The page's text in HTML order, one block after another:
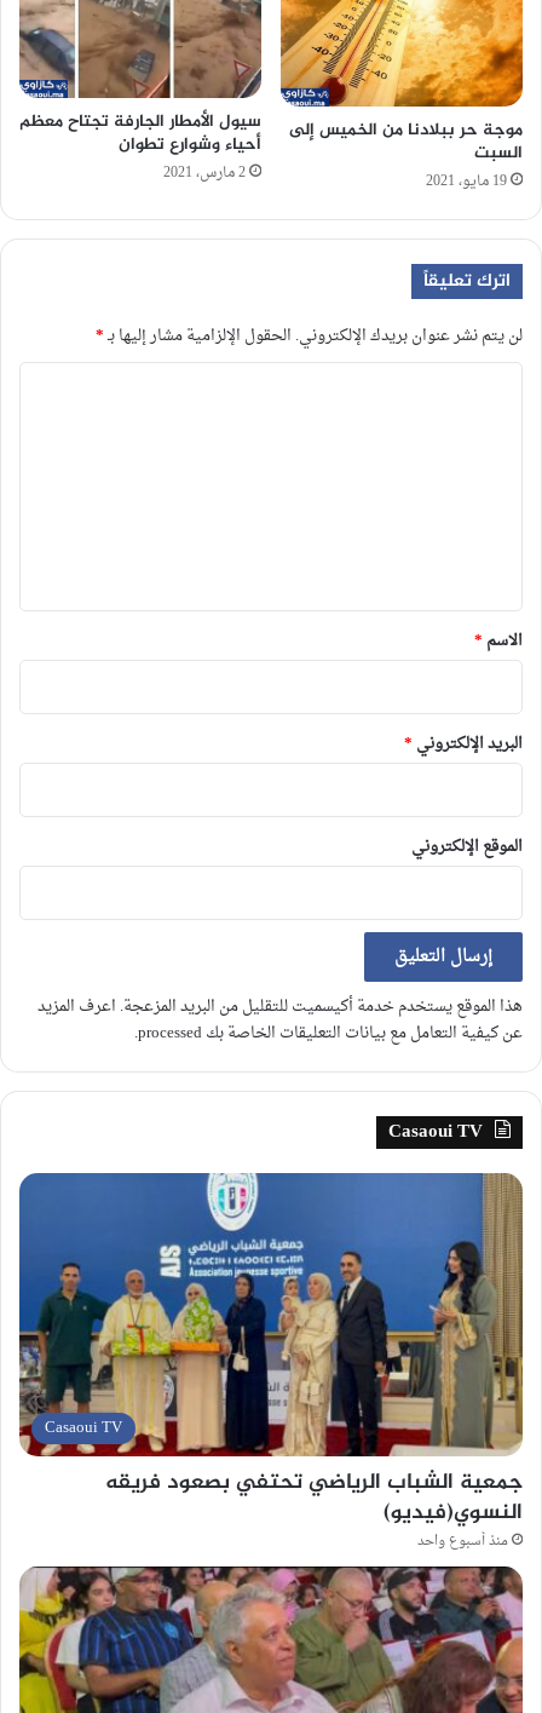
موجة حر ببلادنا من الخميس إلى
السبت
19 مايو، 2021
سيول الأمطار الجارفة تجتاح معظم
أحياء وشوارع تطوان
2 مارس، 2021
اترك تعليقاً
لن يتم نشر عنوان بريدك الإلكتروني. الحقول الإلزامية مشار إليها بـ*
*
الاسم *
البريد الإلكتروني *
الموقع الإلكتروني
هذا الموقع يستخدم خدمة أكيسميت للتقليل من البريد المزعجة. اعرف المزيد
عن كيفية التعامل مع بيانات التعليقات الخاصة بك processed
.
Casaoui TV
Casaoui TV
جمعية الشباب الرياضي تحتفي بصعود فريقه
النسوي(فيديو)
منذ أسبوع واحد